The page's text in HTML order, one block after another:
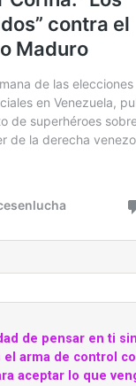
de pensar en ti
el arma de control
aceptar lo que